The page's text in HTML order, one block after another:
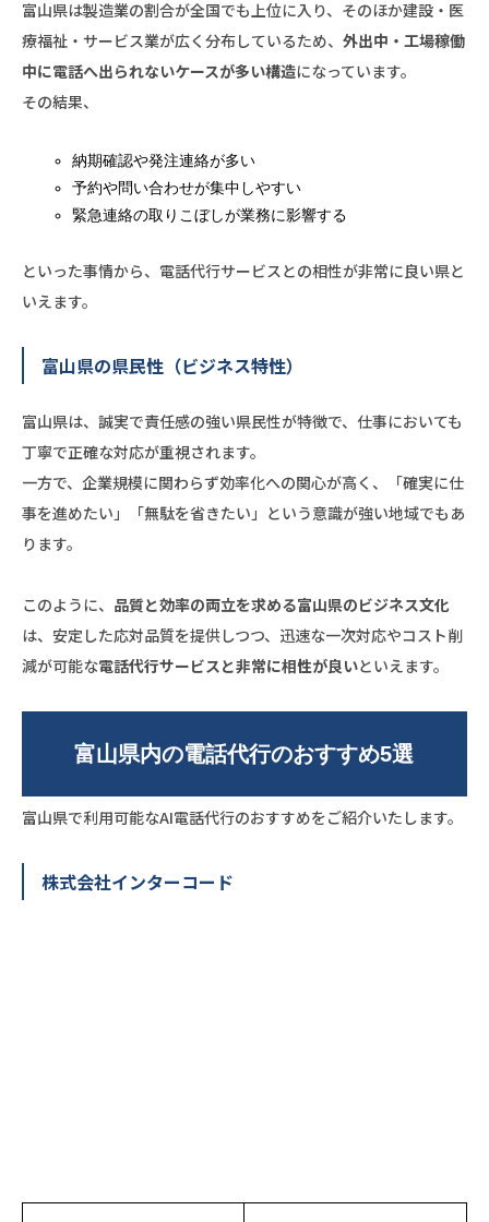
富山県は製造業の割合が全国でも上位に入り、そのほか建設・医
療福祉・サービス業が広く分布しているため、 外出中・工場稼働
中に電話へ出られないケースが多い構造になっています。
その結果、
納期確認や発注連絡が多い
予約や問い合わせが集中しやすい
緊急連絡の取りこぼしが業務に影響する
といった事情から、電話代行サービスとの相性が非常に良い県と
いえます。
富山県の県民性（ビジネス特性）
富山県は、誠実で責任感の強い県民性が特徴で、仕事においても
丁寧で正確な対応が重視されます。
一方で、企業規模に関わらず効率化への関心が高く、「確実に仕
事を進めたい」「無駄を省きたい」という意識が強い地域でもあ
ります。
このように、 品質と効率の両立を求める富山県のビジネス文化
は、安定した応対品質を提供しつつ、迅速な一次対応やコスト削
減が可能な電話代行サービスと非常に相性が良いといえます。
富山県内の電話代行のおすすめ5選
富山県で利用可能なAI電話代行のおすすめをご紹介いたします。
株式会社インターコード